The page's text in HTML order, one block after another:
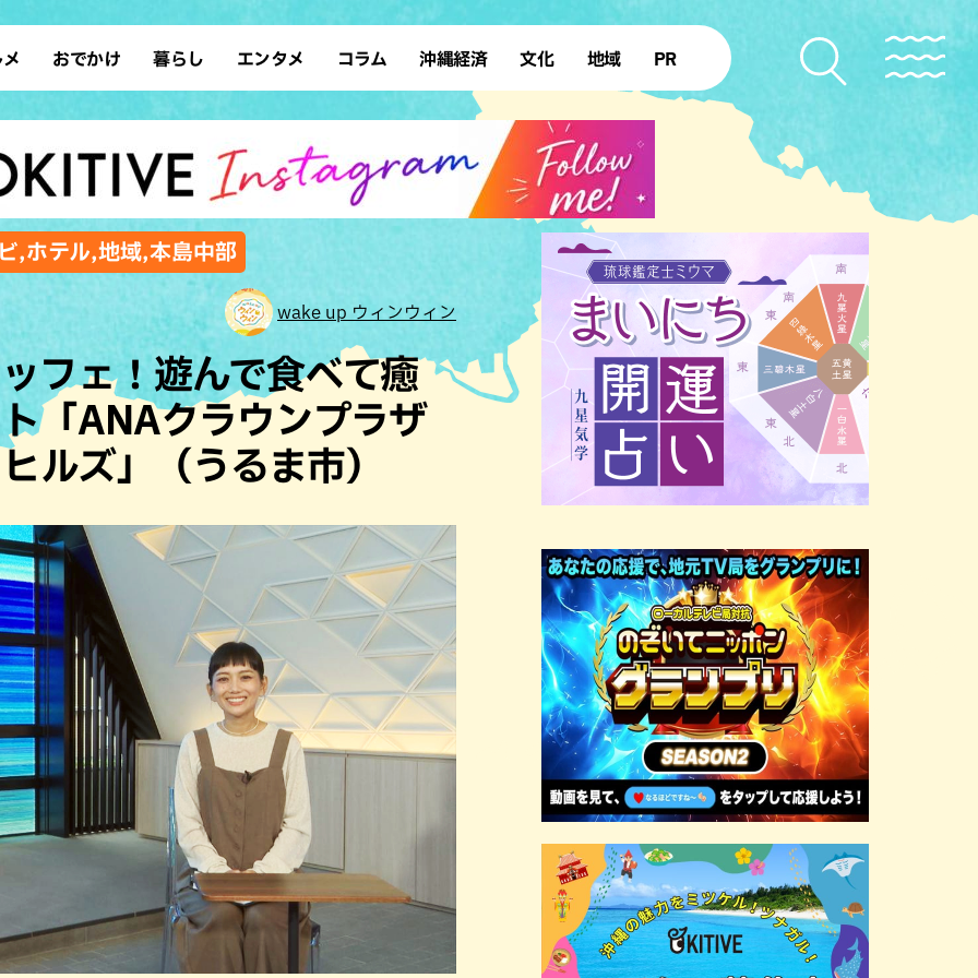
ン 沖縄そば
ウト カフェ
和食・日本料理
理 アジア・エスニック
イタリアン
洋料理 フレンチ
・焼肉 焼鳥・串料理
肉料理 居酒屋・バー
イキング スイーツ
ガー タコス・タコライス
おでかけ
デート ドライブ
散歩 ソロ活
歴史
アート
ホテル
サウナ 公園
沖縄の海
暮らし
レシピ SDGs
ファッション ローカルニュース
沖縄移住 沖縄旧暦行事
エンタメ
スポーツ 占い
タレント・芸人 テレビ
コラム 沖縄経済 文化
復帰50年
地域
本島北部
本島南部 先島諸島
北部離島
PR
,ホテル,地域,本島中部
wake up ウィンウィン
フェ！遊んで食べて癒
「ANAクラウンプラザ
ルズ」（うるま市）